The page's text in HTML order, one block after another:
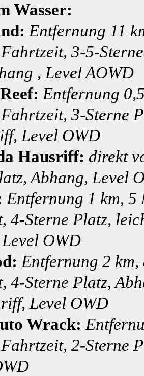
Wasser:
Entfernung 11
3-5-
, Level AOWD
Entfernung
3-Sterne
Level OWD
Hausriff: direkt
Abhang, Level
Entfernung 1 km, 5
4-Sterne Platz,
OWD
Entfernung 2
4-Sterne Platz,
Level OWD
Wrack:
2-Sterne